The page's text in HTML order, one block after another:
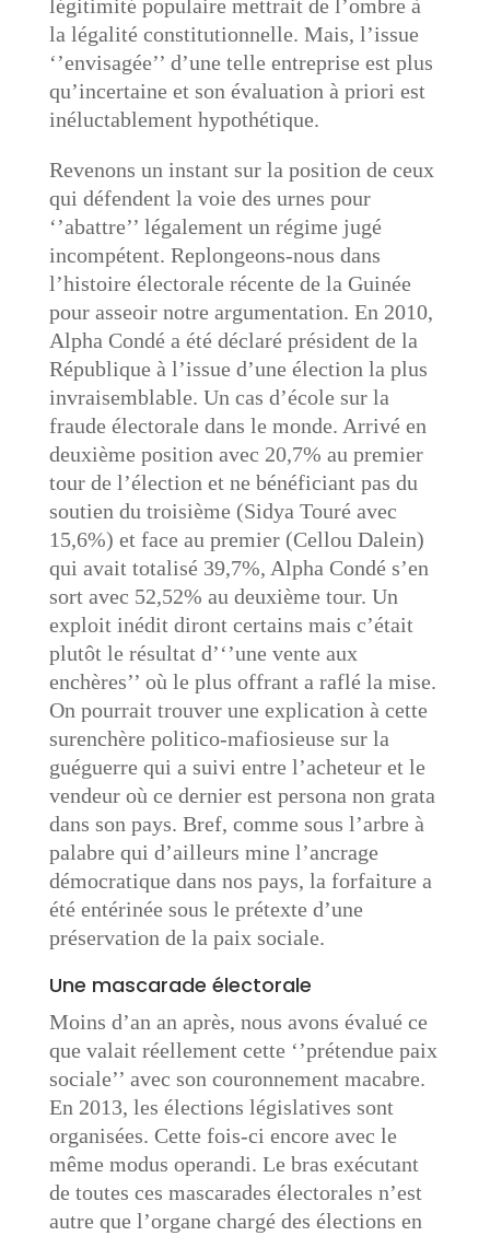
légitimité populaire mettrait de l’ombre à
la légalité constitutionnelle. Mais, l’issue
‘’envisagée’’ d’une telle entreprise est plus
qu’incertaine et son évaluation à priori est
inéluctablement hypothétique.
Revenons un instant sur la position de ceux
qui défendent la voie des urnes pour
‘’abattre’’ légalement un régime jugé
incompétent. Replongeons-nous dans
l’histoire électorale récente de la Guinée
pour asseoir notre argumentation. En 2010,
Alpha Condé a été déclaré président de la
République à l’issue d’une élection la plus
invraisemblable. Un cas d’école sur la
fraude électorale dans le monde. Arrivé en
deuxième position avec 20,7% au premier
tour de l’élection et ne bénéficiant pas du
soutien du troisième (Sidya Touré avec
15,6%) et face au premier (Cellou Dalein)
qui avait totalisé 39,7%, Alpha Condé s’en
sort avec 52,52% au deuxième tour. Un
exploit inédit diront certains mais c’était
plutôt le résultat d’‘’une vente aux
enchères’’ où le plus offrant a raflé la mise.
On pourrait trouver une explication à cette
surenchère politico-mafiosieuse sur la
guéguerre qui a suivi entre l’acheteur et le
vendeur où ce dernier est persona non grata
dans son pays. Bref, comme sous l’arbre à
palabre qui d’ailleurs mine l’ancrage
démocratique dans nos pays, la forfaiture a
été entérinée sous le prétexte d’une
préservation de la paix sociale.
Une mascarade électorale
Moins d’an an après, nous avons évalué ce
que valait réellement cette ‘’prétendue paix
sociale’’ avec son couronnement macabre.
En 2013, les élections législatives sont
organisées. Cette fois-ci encore avec le
même modus operandi. Le bras exécutant
de toutes ces mascarades électorales n’est
autre que l’organe chargé des élections en